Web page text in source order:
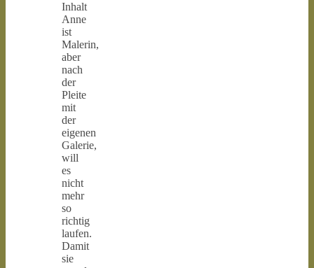
Inhalt
Anne
ist
Malerin,
aber
nach
der
Pleite
mit
der
eigenen
Galerie,
will
es
nicht
mehr
so
richtig
laufen.
Damit
sie